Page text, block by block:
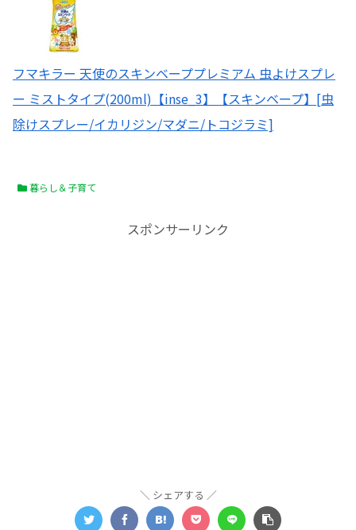
フマキラー 天使のスキンベーププレミアム 虫よけスプレ
ー ミストタイプ(200ml)【inse_3】【スキンベープ】[虫
除けスプレー/イカリジン/マダニ/トコジラミ]
暮らし＆子育て
スポンサーリンク
シェアする